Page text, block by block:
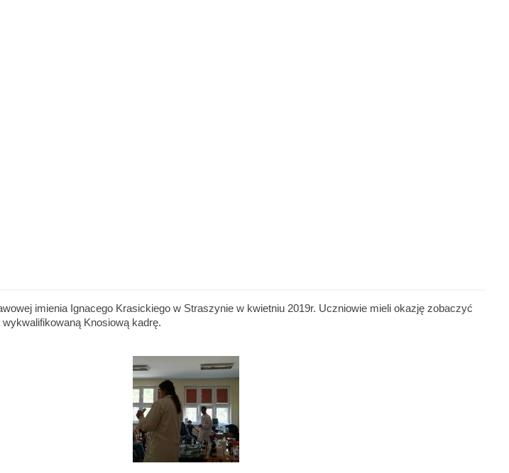
imienia Ignacego Krasickiego w Straszynie w kwietniu 2019r. Uczniowie mieli okazję zobaczyć
Knosiową kadrę.